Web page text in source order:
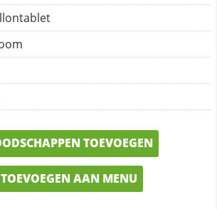
TOEVOEGEN
TOEVOEGEN AAN MENU